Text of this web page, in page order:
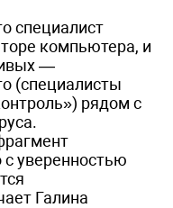
специалист
компьютера, и
—
(специалисты
рядом с
уверенностью
Галина